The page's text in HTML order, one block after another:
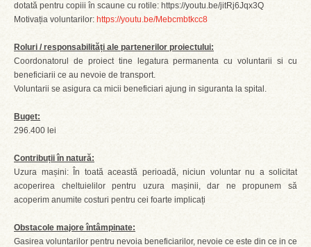
dotată pentru copiii în scaune cu rotile: https://youtu.be/jitRj6Jqx3Q
Motivația voluntarilor: https://youtu.be/Mebcmbtkcc8
Roluri / responsabilități ale partenerilor proiectului:
Coordonatorul de proiect tine legatura permanenta cu voluntarii si cu
beneficiarii ce au nevoie de transport.
Voluntarii se asigura ca micii beneficiari ajung in siguranta la spital.
Buget:
296.400 lei
Contribuții în natură:
Uzura mașini: În toată această perioadă, niciun voluntar nu a solicitat
acoperirea cheltuielilor pentru uzura mașinii, dar ne propunem să
acoperim anumite costuri pentru cei foarte implicați
Obstacole majore întâmpinate:
Gasirea voluntarilor pentru nevoia beneficiarilor, nevoie ce este din ce in ce